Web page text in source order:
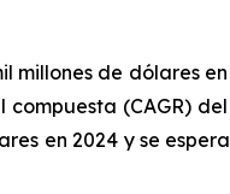
millones de dólares
(CAGR)
en 2024 y se